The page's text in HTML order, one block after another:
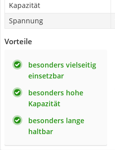
Kapazität
Spannung
Vorteile
besonders vielseitig
einsetzbar
besonders hohe
Kapazität
besonders lange
haltbar